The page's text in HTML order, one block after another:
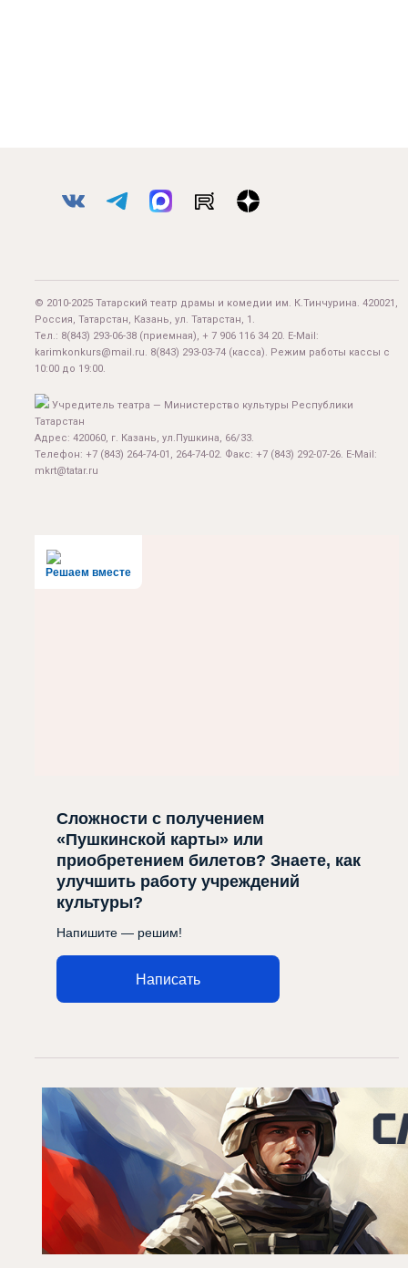
© 2010-2025 Татарский театр драмы и комедии им. К.Тинчурина. 420021,
Россия, Татарстан, Казань, ул. Татарстан, 1.
Тел.: 8(843) 293-06-38 (приемная), + 7 906 116 34 20. E-Mail:
karimkonkurs@mail.ru. 8(843) 293-03-74 (касса). Режим работы кассы с
10:00 до 19:00.
Учредитель театра — Министерство культуры Республики
Татарстан
Адрес: 420060, г. Казань, ул.Пушкина, 66/33.
Телефон: +7 (843) 264-74-01, 264-74-02. Факс: +7 (843) 292-07-26. E-Mail:
mkrt@tatar.ru
Решаем вместе
Сложности с получением
«Пушкинской карты» или
приобретением билетов? Знаете, как
улучшить работу учреждений
культуры?
Напишите — решим!
Написать